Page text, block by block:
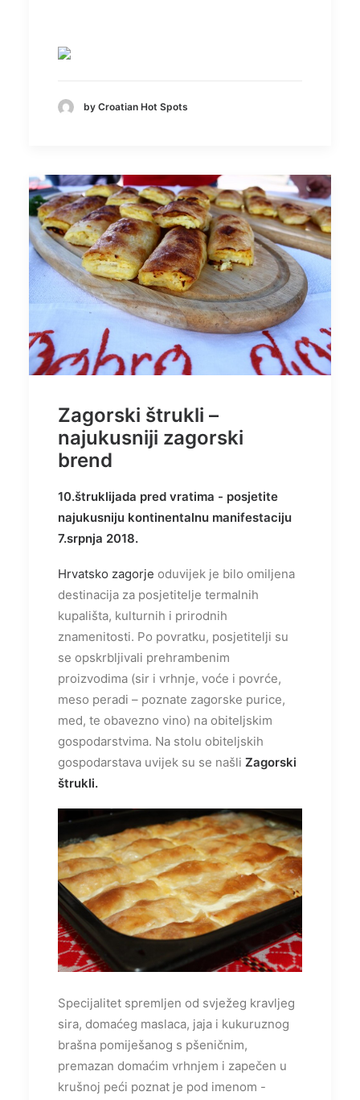
by Croatian Hot Spots
Zagorski štrukli –
najukusniji zagorski
brend
10.štruklijada pred vratima - posjetite
najukusniju kontinentalnu manifestaciju
7.srpnja 2018.
Hrvatsko zagorje oduvijek je bilo omiljena
destinacija za posjetitelje termalnih
kupališta, kulturnih i prirodnih
znamenitosti. Po povratku, posjetitelji su
se opskrbljivali prehrambenim
proizvodima (sir i vrhnje, voće i povrće,
meso peradi – poznate zagorske purice,
med, te obavezno vino) na obiteljskim
gospodarstvima. Na stolu obiteljskih
gospodarstava uvijek su se našli Zagorski
štrukli.
Specijalitet spremljen od svježeg kravljeg
sira, domaćeg maslaca, jaja i kukuruznog
brašna pomiješanog s pšeničnim,
premazan domaćim vrhnjem i zapečen u
krušnoj peći poznat je pod imenom -